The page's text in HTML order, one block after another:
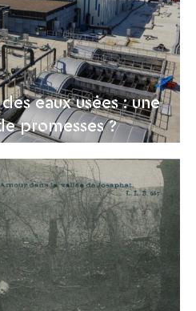
eaux usées : une
promesses ?